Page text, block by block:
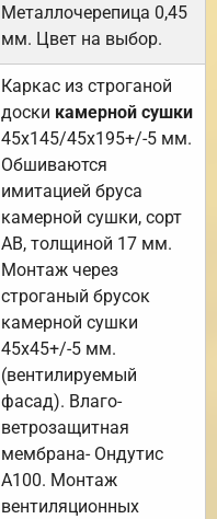
Металлочерепица 0,45
мм. Цвет на выбор.
Каркас из строганой
доски камерной сушки
45х145/45х195+/-5 мм.
Обшиваются
имитацией бруса
камерной сушки, сорт
АВ, толщиной 17 мм.
Монтаж через
строганый брусок
камерной сушки
45х45+/-5 мм.
(вентилируемый
фасад). Влаго-
ветрозащитная
мембрана- Ондутис
А100. Монтаж
вентиляционных